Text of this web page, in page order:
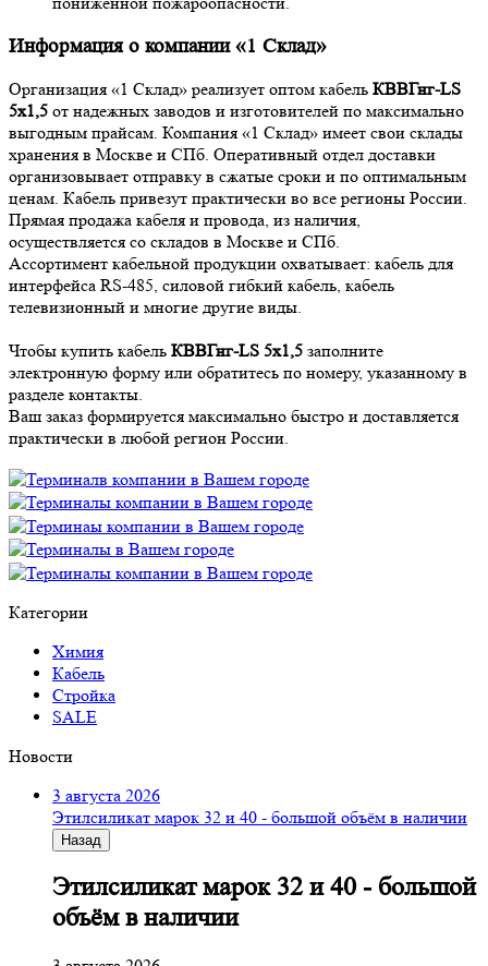
Информация о компании «1 Склад»
Организация «1 Склад» реализует оптом кабель КВВГнг-LS
5х1,5 от надежных заводов и изготовителей по максимально
выгодным прайсам. Компания «1 Склад» имеет свои склады
хранения в Москве и СПб. Оперативный отдел доставки
организовывает отправку в сжатые сроки и по оптимальным
ценам. Кабель привезут практически во все регионы России.
Прямая продажа кабеля и провода, из наличия,
осуществляется со складов в Москве и СПб.
Ассортимент кабельной продукции охватывает: кабель для
интерфейса RS-485, силовой гибкий кабель, кабель
телевизионный и многие другие виды.
Чтобы купить кабель КВВГнг-LS 5х1,5 заполните
электронную форму или обратитесь по номеру, указанному в
разделе контакты.
Ваш заказ формируется максимально быстро и доставляется
практически в любой регион России.
Категории
Химия
Кабель
Стройка
SALE
Новости
3 августа 2026
Этилсиликат марок 32 и 40 - большой объём в наличии
Назад
Этилсиликат марок 32 и 40 - большой
объём в наличии